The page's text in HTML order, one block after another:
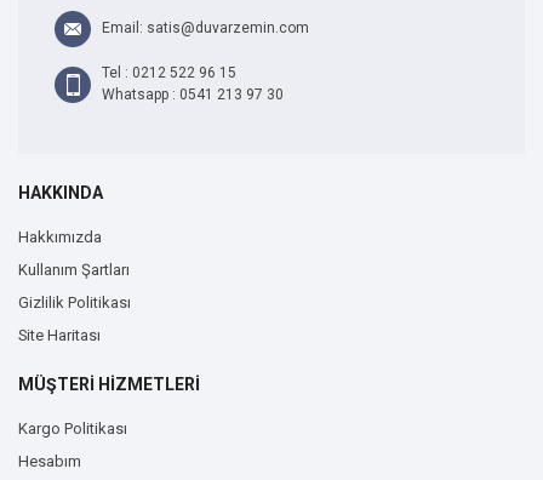
Email: satis@duvarzemin.com
Tel : 0212 522 96 15
Whatsapp : 0541 213 97 30
HAKKINDA
Hakkımızda
Kullanım Şartları
Gizlilik Politikası
Site Haritası
MÜŞTERİ HİZMETLERİ
Kargo Politikası
Hesabım